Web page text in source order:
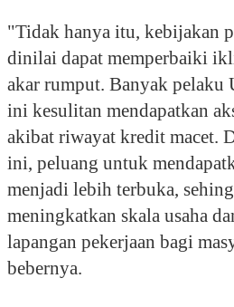
"Tidak hanya itu, kebijakan
dinilai dapat memperbaiki
akar rumput. Banyak pelaku
ini kesulitan mendapatkan
akibat riwayat kredit macet.
ini, peluang untuk
menjadi lebih terbuka,
meningkatkan skala usaha
lapangan pekerjaan bagi
bebernya.